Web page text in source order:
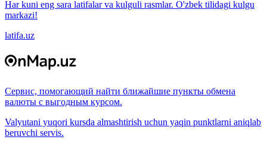
Har kuni eng sara latifalar va kulguli rasmlar. O'zbek tilidagi kulgu
markazi!
latifa.uz
Сервис, помогающий найти ближайшие пункты обмена
валюты с выгодным курсом.
Valyutani yuqori kursda almashtirish uchun yaqin punktlarni aniqlab
beruvchi servis.